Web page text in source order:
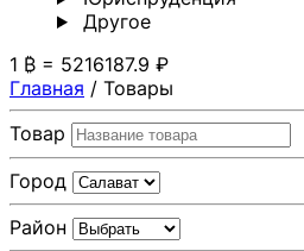
Другoе
1 ₿ = 5216187.9 ₽
Главная / Товары
Товар
Город
Район